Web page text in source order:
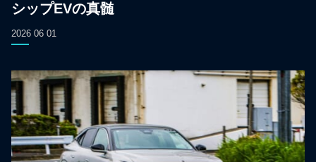
シップEVの真髄
2026 06 01